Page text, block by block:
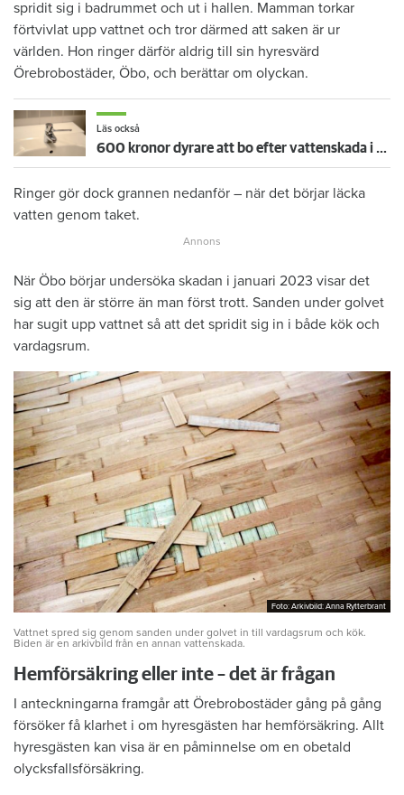
spridit sig i badrummet och ut i hallen. Mamman torkar
förtvivlat upp vattnet och tror därmed att saken är ur
världen. Hon ringer därför aldrig till sin hyresvärd
Örebrobostäder, Öbo, och berättar om olyckan.
Läs också
600 kronor dyrare att bo efter vattenskada i Varberg
Ringer gör dock grannen nedanför – när det börjar läcka
vatten genom taket.
När Öbo börjar undersöka skadan i januari 2023 visar det
sig att den är större än man först trott. Sanden under golvet
har sugit upp vattnet så att det spridit sig in i både kök och
vardagsrum.
Foto: Arkivbild: Anna Rytterbrant
Foto: Arkivbild: Anna Rytterbrant
Vattnet spred sig genom sanden under golvet in till vardagsrum och kök.
Biden är en arkivbild från en annan vattenskada.
Hemförsäkring eller inte – det är frågan
I anteckningarna framgår att Örebrobostäder gång på gång
försöker få klarhet i om hyresgästen har hemförsäkring. Allt
hyresgästen kan visa är en påminnelse om en obetald
olycksfallsförsäkring.